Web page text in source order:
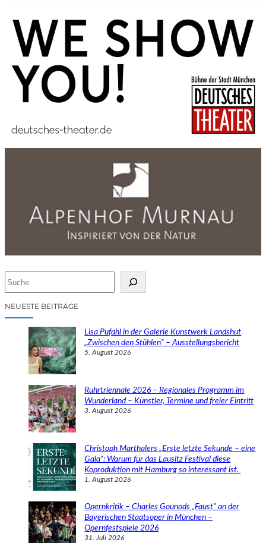
cNEUESTE BEITRÄGE
Lisa Pufahl in der Galerie Kunstwerk Landshut
„Zwischen den Stühlen“ – Ausstellungsbericht
5. August 2026
Ruhrtriennale 2026 – Regionales Programm im
Wunderland – Künstler, Termine und freier Eintritt
3. August 2026
Christoph Marthalers „Erste letzte Sekunde – eine
Gala“: Warum für das Lausitz Festival diese
Koproduktion mit Hamburg so interessant ist.
1. August 2026
Opernkritik – Charles Gounods „Faust“ an der
Bayerischen Staatsoper in München –
Opernfestspiele 2026
31. Juli 2026